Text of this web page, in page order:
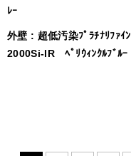
ﾚｰ
外壁 : 超低汚染ﾌﾟﾗﾁﾅﾘﾌｧｲﾝ
2000Si-IR ﾍﾟﾘｳｨﾝｸﾙﾌﾞﾙｰ